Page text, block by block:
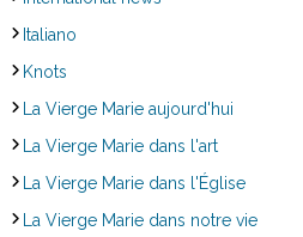
Italiano
Knots
La Vierge Marie aujourd'hui
La Vierge Marie dans l'art
La Vierge Marie dans l'Église
La Vierge Marie dans notre vie